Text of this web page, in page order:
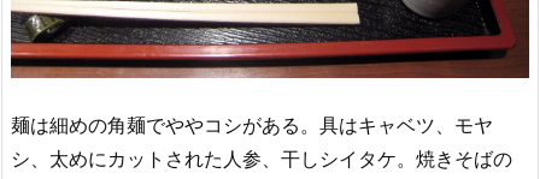
麺は細めの角麺でややコシがある。具はキャベツ、モヤ
シ、太めにカットされた人参、干しシイタケ。焼きそばの